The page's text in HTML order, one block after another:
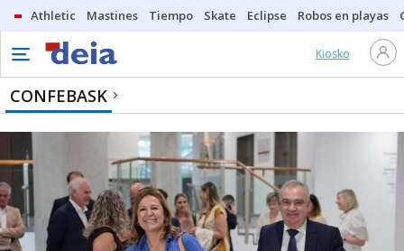
Athletic Mastines Tiempo Skate Eclipse Robos en playas
Kiosko
CONFEBASK